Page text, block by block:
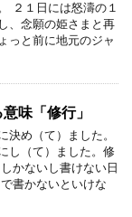
２１日には怒濤の１
、念願の姫さまと再
っと前に地元のジャ
味「修行」
決め（て）ました。
し（て）ました。修
かないし書けない日
書かないといけな